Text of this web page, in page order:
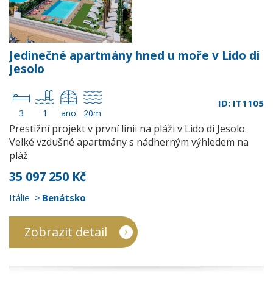
Jedinečné apartmány hned u moře v Lido di
Jesolo
3 1 ano 20m
ID: IT1105
Prestižní projekt v první linii na pláži v Lido di Jesolo.
Velké vzdušné apartmány s nádherným výhledem na
pláž
35 097 250 Kč
Itálie Benátsko
Zobrazit detail